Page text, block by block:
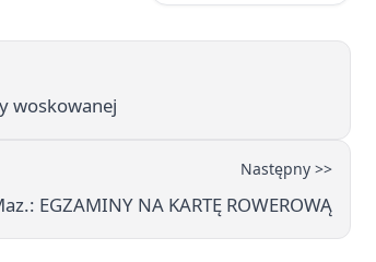
woskowanej
Następny >>
EGZAMINY NA KARTĘ ROWEROWĄ